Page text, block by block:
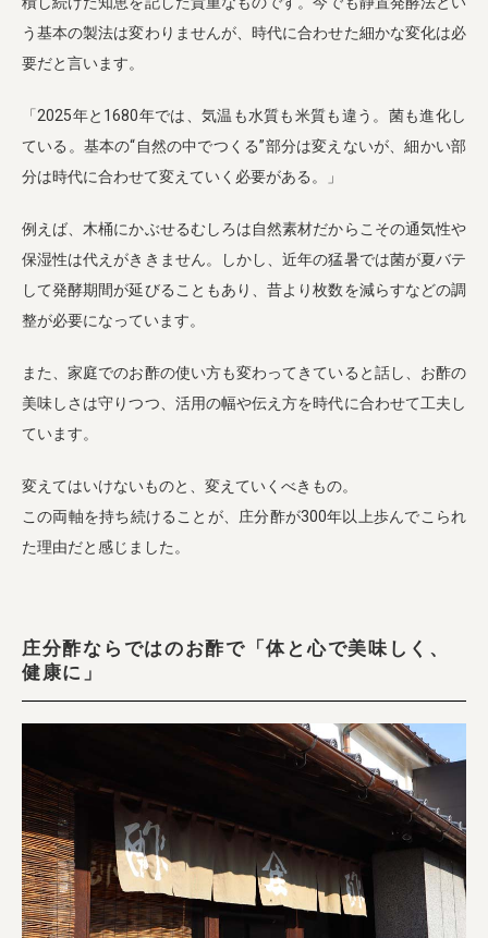
う基本の製法は変わりませんが、時代に合わせた細かな変化は必
要だと言います。
「2025年と1680年では、気温も水質も米質も違う。菌も進化し
ている。基本の“自然の中でつくる”部分は変えないが、細かい部
分は時代に合わせて変えていく必要がある。」
例えば、木桶にかぶせるむしろは自然素材だからこその通気性や
保湿性は代えがききません。しかし、近年の猛暑では菌が夏バテ
して発酵期間が延びることもあり、昔より枚数を減らすなどの調
整が必要になっています。
また、家庭でのお酢の使い方も変わってきていると話し、お酢の
美味しさは守りつつ、活用の幅や伝え方を時代に合わせて工夫し
ています。
変えてはいけないものと、変えていくべきもの。
この両軸を持ち続けることが、庄分酢が300年以上歩んでこられ
た理由だと感じました。
庄分酢ならではのお酢で「体と心で美味しく、
健康に」